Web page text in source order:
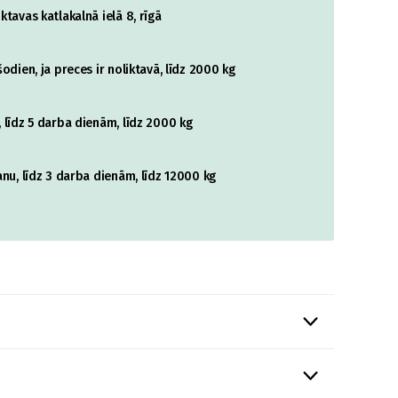
katlakalnā ielā 8, rīgā
ja preces ir noliktavā, līdz 2000 kg
5 darba dienām, līdz 2000 kg
līdz 3 darba dienām, līdz 12000 kg